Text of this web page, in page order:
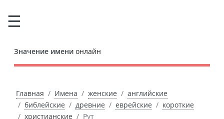
Значение имени онлайн
Главная Имена женские
английские
библейские
древние еврейские
короткие
христианские
Рут